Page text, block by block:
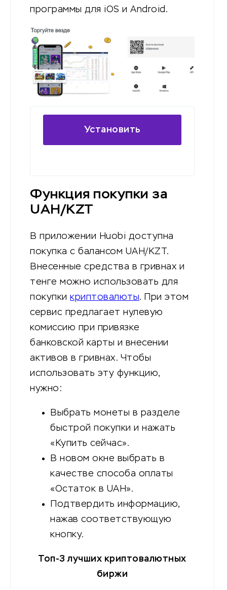
программы для iOS и Android.
Установить
Функция покупки за
UAH/KZT
В приложении Huobi доступна
покупка с балансом UAH/KZT.
Внесенные средства в гривнах и
тенге можно использовать для
покупки криптовалюты. При этом
сервис предлагает нулевую
комиссию при привязке
банковской карты и внесении
активов в гривнах. Чтобы
использовать эту функцию,
нужно:
Выбрать монеты в разделе
быстрой покупки и нажать
«Купить сейчас».
В новом окне выбрать в
качестве способа оплаты
«Остаток в UAH».
Подтвердить информацию,
нажав соответствующую
кнопку.
Топ-3 лучших криптовалютных
биржи